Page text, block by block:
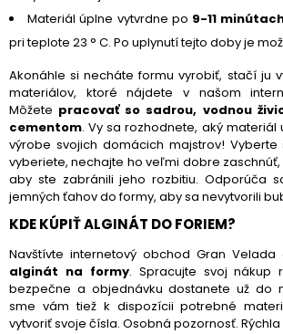
Materiál úplne vytvrdne po 9-11
pri teplote 23 ° C. Po uplynutí tejto doby je
Akonáhle si necháte formu vyrobiť, stačí ju
materiálov, ktoré nájdete v našom
Môžete pracovať so sadrou, vodnou
cementom. Vy sa rozhodnete, aký materiál
výrobe svojich domácich majstrov! Vyberte
vyberiete, nechajte ho veľmi dobre
aby ste zabránili jeho rozbitiu. Odporúča
jemných ťahov do formy, aby sa nevytvorili
KDE KÚPIŤ ALGINÁT DO FORIEM?
Navštívte internetový obchod Gran Velada
alginát na formy. Spracujte svoj nákup
bezpečne a objednávku dostanete už do
sme vám tiež k dispozícii potrebné
vytvoriť svoje čísla. Osobná pozornosť.